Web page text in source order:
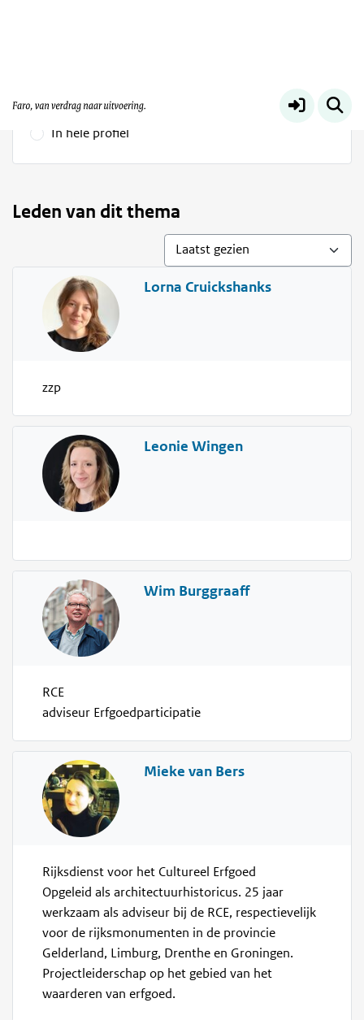
Selection Op naam
In hele profiel
Leden van dit thema
Lorna Cruickshanks
zzp
Leonie Wingen
Wim Burggraaff
RCE
adviseur Erfgoedparticipatie
Mieke van Bers
Rijksdienst voor het Cultureel Erfgoed
Opgeleid als architectuurhistoricus. 25 jaar
werkzaam als adviseur bij de RCE, respectievelijk
voor de rijksmonumenten in de provincie
Gelderland, Limburg, Drenthe en Groningen.
Projectleiderschap op het gebied van het
waarderen van erfgoed.